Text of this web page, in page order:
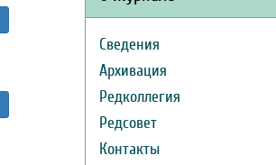
Сведения
Архивация
Редколлегия
Редсовет
Контакты